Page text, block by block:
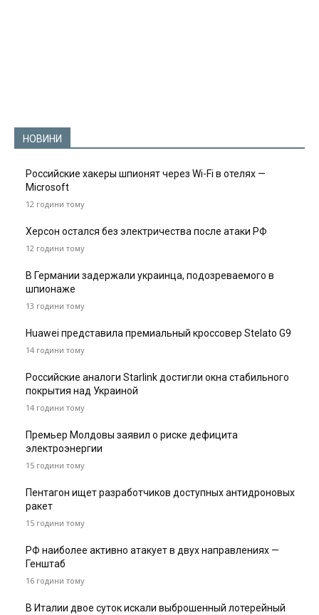
НОВИНИ
Российские хакеры шпионят через Wi-Fi в отелях —
Microsoft
12 години тому
Херсон остался без электричества после атаки РФ
12 години тому
В Германии задержали украинца, подозреваемого в
шпионаже
13 години тому
Huawei представила премиальный кроссовер Stelato G9
14 години тому
Российские аналоги Starlink достигли окна стабильного
покрытия над Украиной
14 години тому
Премьер Молдовы заявил о риске дефицита
электроэнергии
15 години тому
Пентагон ищет разработчиков доступных антидроновых
ракет
15 години тому
РФ наиболее активно атакует в двух направлениях —
Генштаб
16 години тому
В Италии двое суток искали выброшенный лотерейный